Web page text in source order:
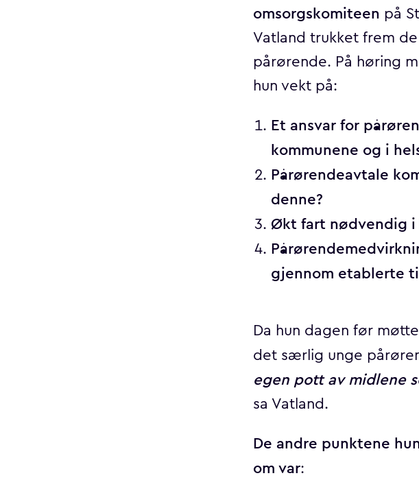
omsorgskomiteen på
Vatland trukket frem
pårørende. På høring
hun vekt på:
Et ansvar for
kommunene og i
Pårørendeavtale
denne?
Økt fart nødvendig i
gjennom etablerte
Da hun dagen før
det særlig unge
egen pott av midlene
sa Vatland.
De andre punktene
om var: